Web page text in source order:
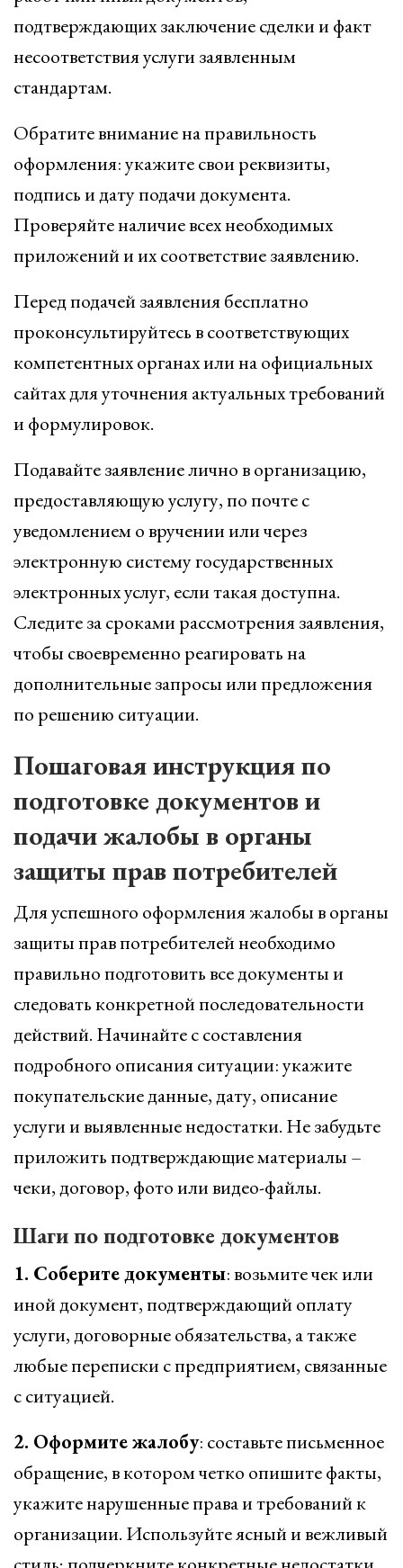
подтверждающих заключение сделки и факт
несоответствия услуги заявленным
стандартам.
Обратите внимание на правильность
оформления: укажите свои реквизиты,
подпись и дату подачи документа.
Проверяйте наличие всех необходимых
приложений и их соответствие заявлению.
Перед подачей заявления бесплатно
проконсультируйтесь в соответствующих
компетентных органах или на официальных
сайтах для уточнения актуальных требований
и формулировок.
Подавайте заявление лично в организацию,
предоставляющую услугу, по почте с
уведомлением о вручении или через
электронную систему государственных
электронных услуг, если такая доступна.
Следите за сроками рассмотрения заявления,
чтобы своевременно реагировать на
дополнительные запросы или предложения
по решению ситуации.
Пошаговая инструкция по
подготовке документов и
подачи жалобы в органы
защиты прав потребителей
Для успешного оформления жалобы в органы
защиты прав потребителей необходимо
правильно подготовить все документы и
следовать конкретной последовательности
действий. Начинайте с составления
подробного описания ситуации: укажите
покупательские данные, дату, описание
услуги и выявленные недостатки. Не забудьте
приложить подтверждающие материалы –
чеки, договор, фото или видео-файлы.
Шаги по подготовке документов
1. Соберите документы: возьмите чек или
иной документ, подтверждающий оплату
услуги, договорные обязательства, а также
любые переписки с предприятием, связанные
с ситуацией.
2. Оформите жалобу: составьте письменное
обращение, в котором четко опишите факты,
укажите нарушенные права и требований к
организации. Используйте ясный и вежливый